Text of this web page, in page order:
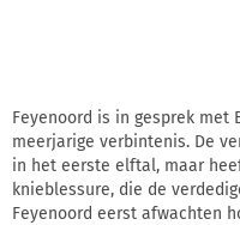
Feyenoord is in gesprek met
meerjarige verbintenis. De
in het eerste elftal, maar
knieblessure, die de
Feyenoord eerst afwachten